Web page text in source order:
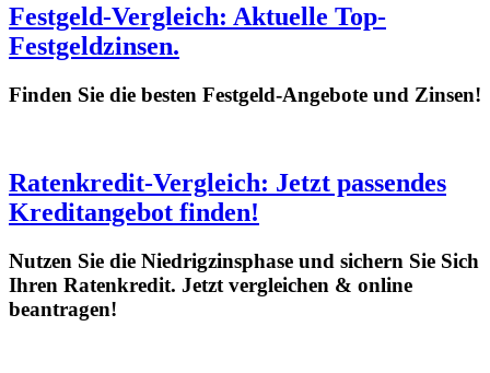
Festgeld-Vergleich: Aktuelle Top-
Festgeldzinsen.
Finden Sie die besten Festgeld-Angebote und Zinsen!
Ratenkredit-Vergleich: Jetzt passendes
Kreditangebot finden!
Nutzen Sie die Niedrigzinsphase und sichern Sie Sich
Ihren Ratenkredit. Jetzt vergleichen & online
beantragen!